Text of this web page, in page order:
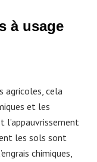
à usage
agricoles, cela
et les
l’appauvrissement
les sols sont
chimiques,